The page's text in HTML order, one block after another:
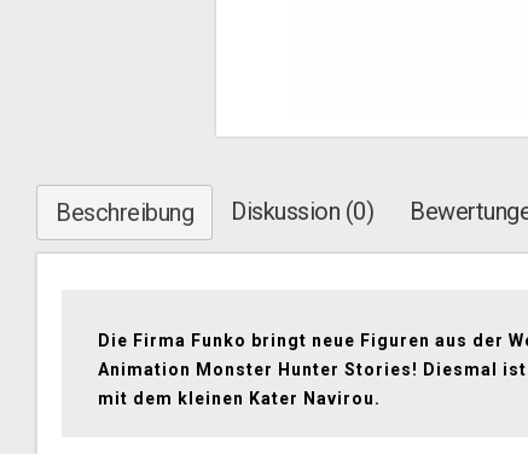
Beschreibung Diskussion (0)
Die Firma Funko bringt neue Figuren aus der
Animation Monster Hunter Stories! Diesmal ist
mit dem kleinen Kater Navirou.